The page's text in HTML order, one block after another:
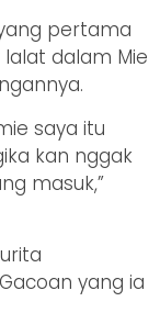
pertama
dalam Mie
saya itu
kan nggak
masuk,”
yang ia